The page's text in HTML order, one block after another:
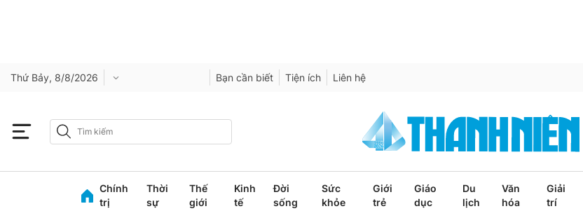
Thứ Bảy, 8/8/2026 Bạn cần biết Tiện ích Liên hệ
Chính
trị
Thời
sự
Thế
giới
Kinh
tế
Đời
sống
Sức
khỏe
Giới
trẻ
Giáo
dục
Du
lịch
Văn
hóa
Giải
trí